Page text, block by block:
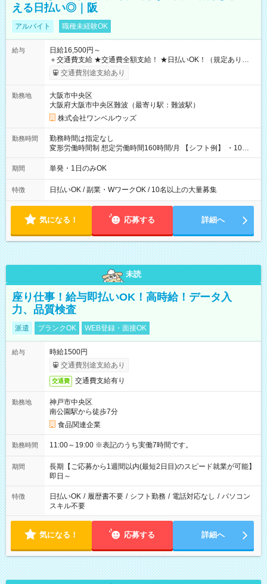
える日払い◎｜阪
アルバイト 職種未経験OK
給与
日給16,500円～
＋交通費支給 ★交通費全額支給！ ★日払いOK！（規定あり） ┗
働いたその日に現金GET♪ お仕事後はコンビニATMから 日払
交通費別途支給あり
勤務地
大阪市中央区
大阪府大阪市中央区難波（最寄り駅：難波駅）
株式会社ワンベルウッズ
勤務時間
勤務時間は指定なし
変形労働時間制 想定労働時間160時間/月 【シフト例】 ・10：
00～20：00
期間 単発・1日のみOK
特徴 日払いOK / 副業・WワークOK / 10名以上の大量募集
気になる！ 応募する 詳細へ
未読
座り仕事！給与即払いOK！高時給！データ入
力、品質検査
派遣 ブランクOK WEB登録・面接OK
給与
時給1500円
交通費別途支給あり
交通費 交通費支給有り
勤務地
神戸市中央区
南公園駅から徒歩7分
食品関連企業
勤務時間 11:00～19:00 ※表記のうち実働7時間です。
期間
長期【ご応募から1週間以内(最短2日目)のスピード就業が可能】
即日～
特徴 日払いOK / 履歴書不要 / シフト勤務 / 電話対応なし / パソコン
スキル不要
気になる！ 応募する 詳細へ